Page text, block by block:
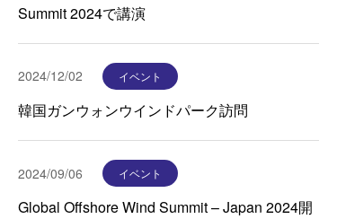
Summit 2024で講演
2024/12/02 イベント
韓国ガンウォンウインドパーク訪問
2024/09/06 イベント
Global Offshore Wind Summit – Japan 2024開